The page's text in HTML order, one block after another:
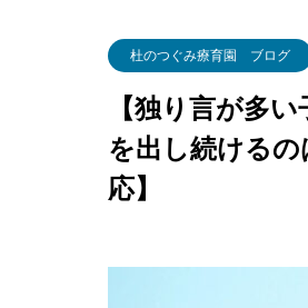
杜のつぐみ療育園 ブログ
【独り言が多
を出し続ける
応】